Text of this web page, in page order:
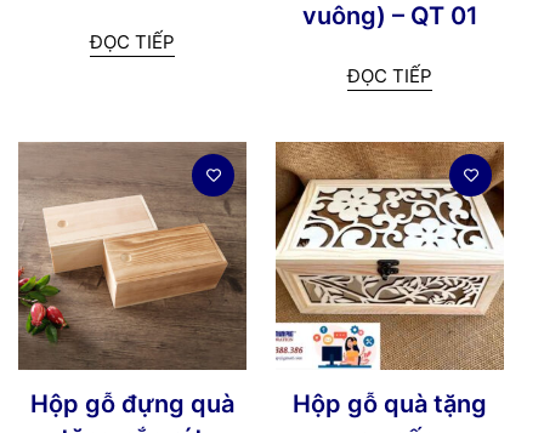
ĐỌC TIẾP
vuông) – QT 01
ĐỌC TIẾP
Hộp gỗ đựng quà
Hộp gỗ quà tặng